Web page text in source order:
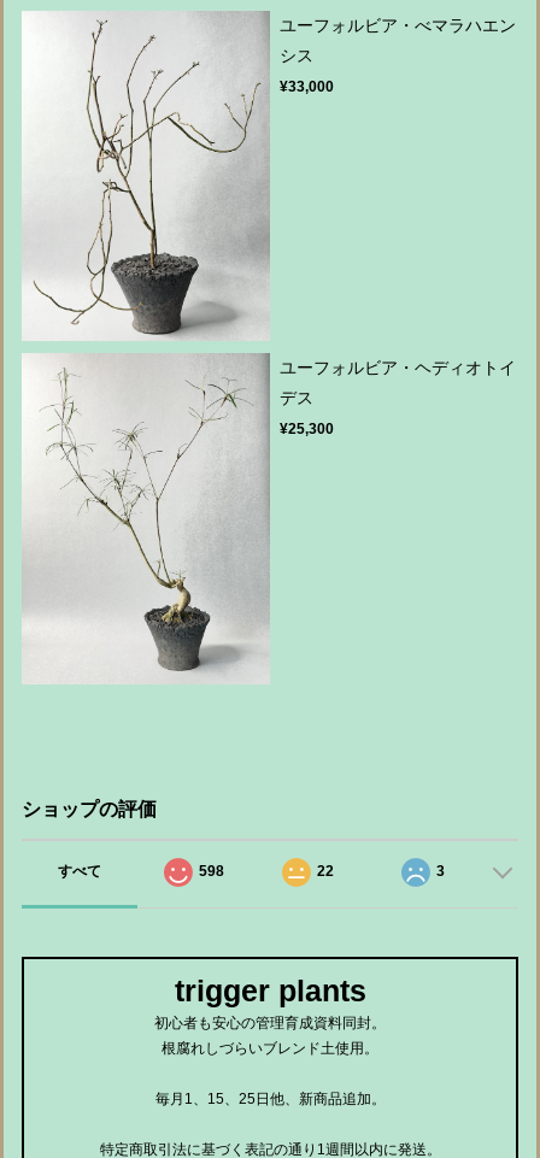
ユーフォルビア・べマラハエン
シス
¥33,000
ユーフォルビア・ヘディオトイ
デス
¥25,300
ショップの評価
すべて 598 22 3
trigger plants
初心者も安心の管理育成資料同封。
根腐れしづらいブレンド土使用。
毎月1、15、25日他、新商品追加。
特定商取引法に基づく表記の通り1週間以内に発送。